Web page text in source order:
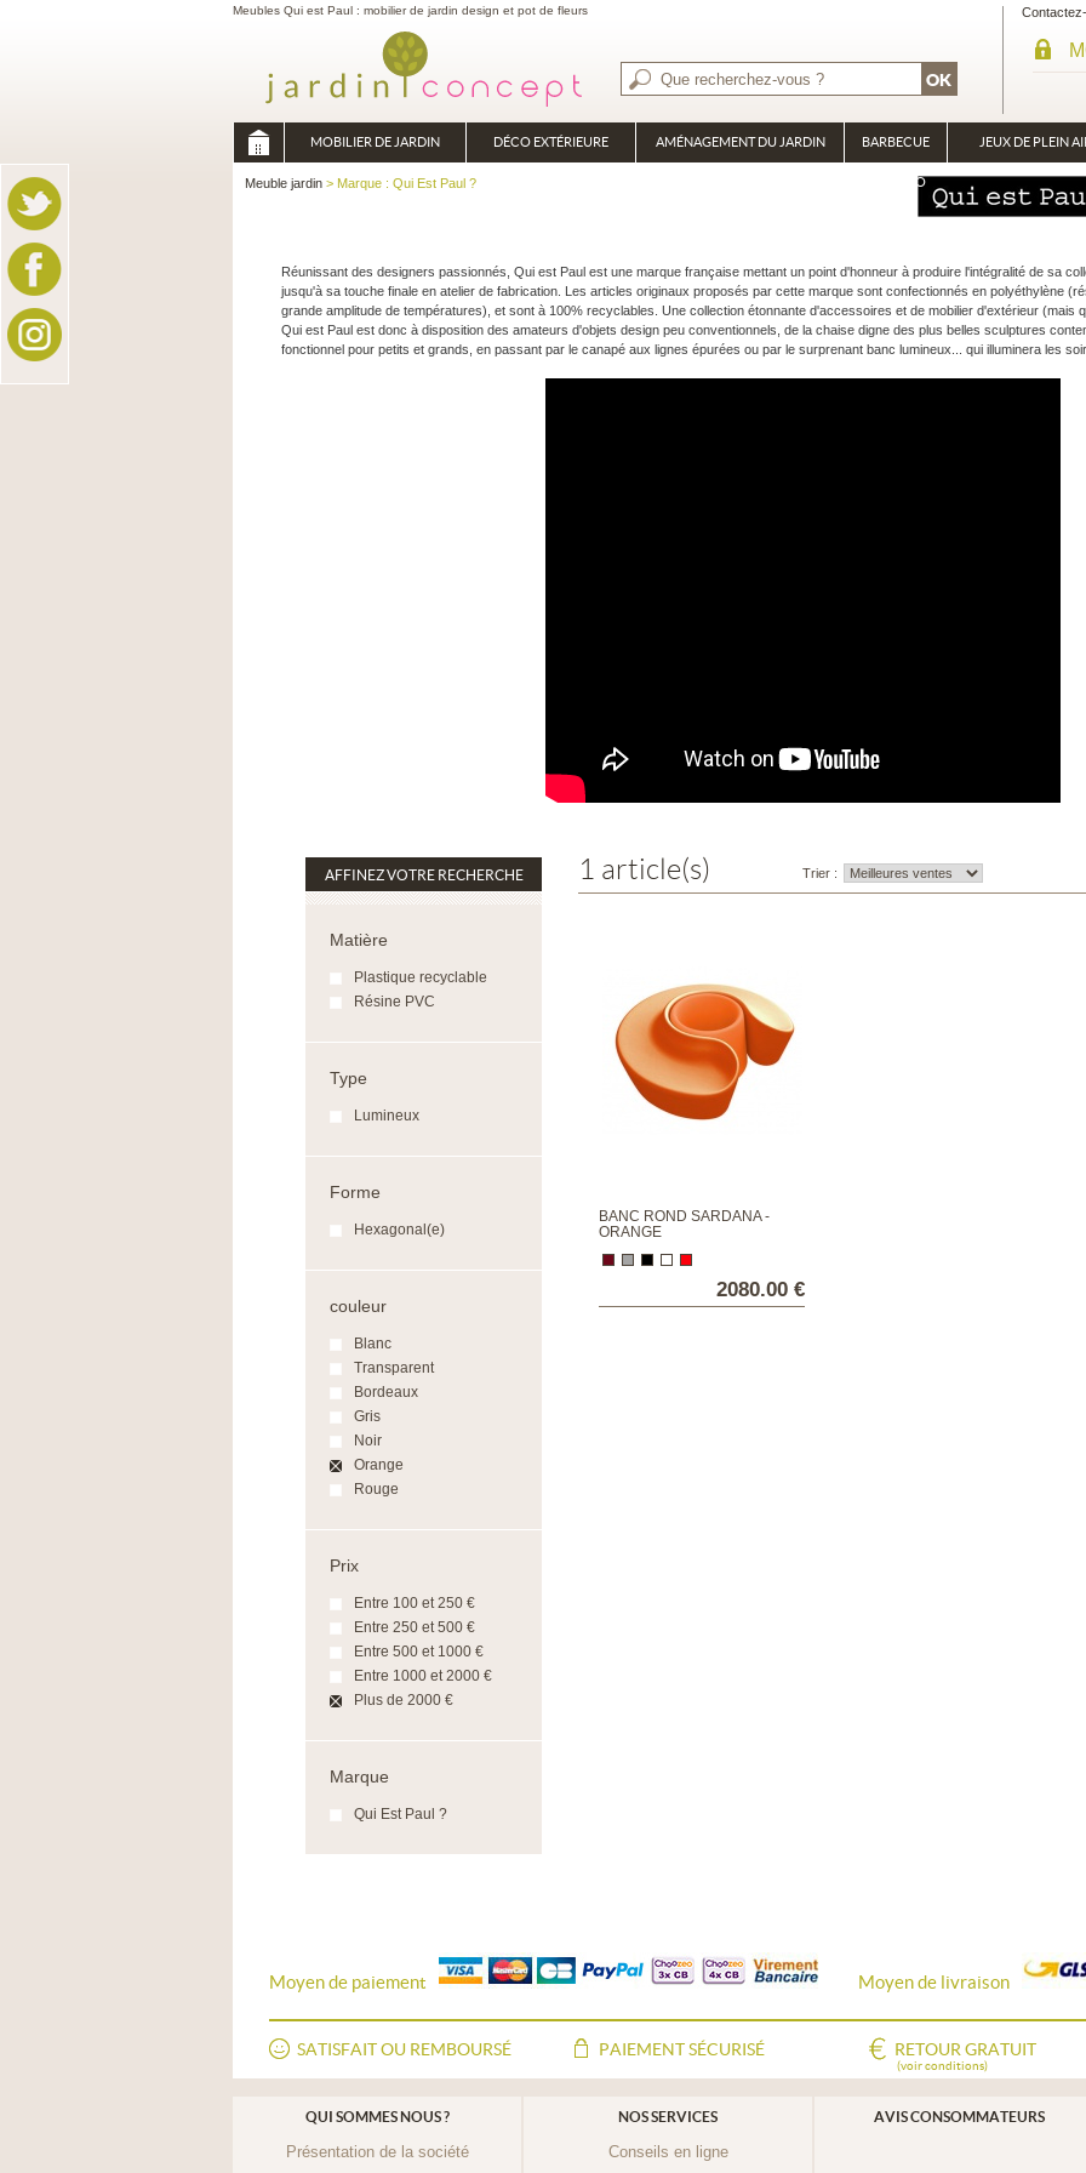
Meubles Qui est Paul : mobilier de jardin design et pot de fleurs
MOBILIER DE JARDIN DÉCO EXTÉRIEURE AMÉNAGEMENT DU JARDIN BARBECUE
BRASÉRO
PLANCHA
JEUX DE PLEIN
Meuble jardin > Marque : Qui Est Paul ?
Réunissant des designers passionnés, Qui est Paul est une marque française mettant un point d'honneur à produire l'intégralité de sa
jusqu'à sa touche finale en atelier de fabrication. Les articles originaux proposés par cette marque sont confectionnés en polyéthylène
grande amplitude de températures), et sont à 100% recyclables. Une collection étonnante d'accessoires et de mobilier d'extérieur (mais
Qui est Paul est donc à disposition des amateurs d'objets design peu conventionnels, de la chaise digne des plus belles sculptures
fonctionnel pour petits et grands, en passant par le canapé aux lignes épurées ou par le surprenant banc lumineux... qui illuminera les
AFFINEZ VOTRE RECHERCHE
Matière
Plastique recyclable
Résine PVC
Type
Lumineux
Forme
Hexagonal(e)
couleur
Blanc
Transparent
Bordeaux
Gris
Noir
Orange
Rouge
Prix
Entre 100 et 250 €
Entre 250 et 500 €
Entre 500 et 1000 €
Entre 1000 et 2000 €
Plus de 2000 €
Marque
Qui Est Paul ?
1 article(s) Trier :
BANC ROND SARDANA -
ORANGE
2080.00 €
Moyen de paiement Moyen de livraison
SATISFAIT OU REMBOURSÉ PAIEMENT SÉCURISÉ RETOUR GRATUIT
(voir conditions)
QUI SOMMES NOUS ?
Présentation de la société
NOS SERVICES
Conseils en ligne
AVIS CONSOMMATEURS